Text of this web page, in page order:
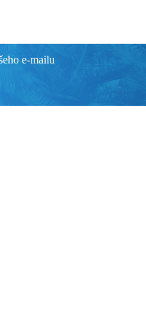
se nachází v blízkosti
síti, a vlakové nádraží
příjemnou obsluhou
tak, aby zaručovaly
balkonem nebo
e-mailu